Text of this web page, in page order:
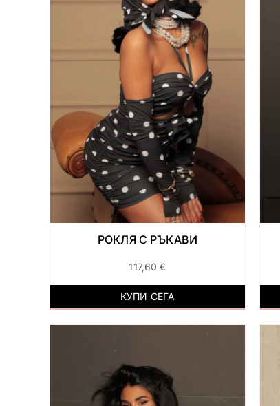
РОКЛЯ С РЪКАВИ
117,60€
КУПИ СЕГА